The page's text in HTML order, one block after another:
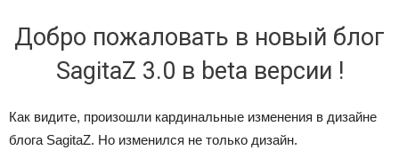
Добро пожаловать в новый блог
SagitaZ 3.0 в beta версии !
Как видите, произошли кардинальные изменения в дизайне
блога SagitaZ. Но изменился не только дизайн.